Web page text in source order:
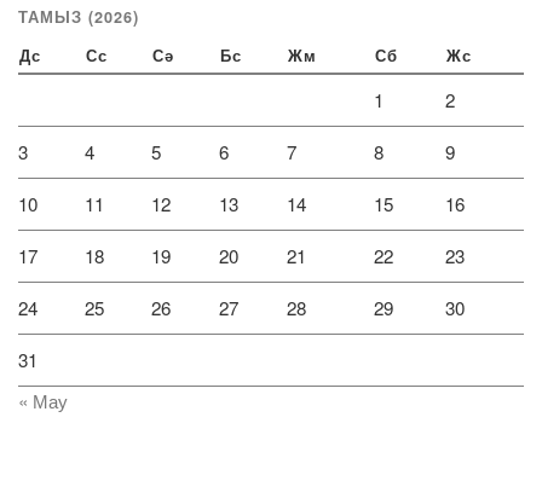
ТАМЫЗ (2026)
Дс Сс Сә Бс Жм Сб Жс
1 2
3 4 5 6 7 8 9
10 11 12 13 14 15 16
17 18 19 20 21 22 23
24 25 26 27 28 29 30
31
« Мау